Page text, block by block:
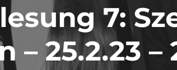
7:
– 25.2.23 –